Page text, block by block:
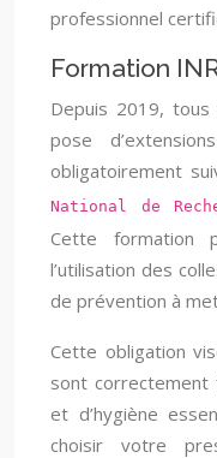
professionnel
Formation
Depuis 2019,
pose
obligatoirement
National de
Cette formation
l’utilisation des
de prévention à
Cette obligation
sont correctement
et d’hygiène
choisir votre